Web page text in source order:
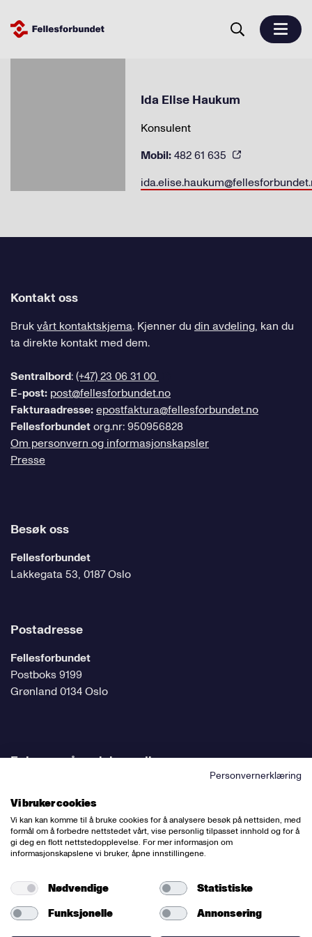
Ida Elise Haukum
Konsulent
Mobil:482 61 635
Kontakt oss
Brukvårt kontaktskjema. Kjenner du din avdeling, kan du
ta direkte kontakt med dem.
Sentralbord:(+47) 23 06 31 00
E-post: post@fellesforbundet.no
Fakturaadresse:epostfaktura@fellesforbundet.no
Fellesforbundetorg.nr: 950956828
Om personvern og informasjonskapsler
Presse
Besøk oss
Fellesforbundet
Lakkegata 53, 0187 Oslo
Postadresse
Fellesforbundet
Postboks 9199
Grønland 0134 Oslo
Følg oss på sosiale medier
Ansvarlig redaktør:Bettina Thorvik
Nettredaktør:Willy Bergsnov
Varsling og etiske retningslinjer
Redegjørelse etter åpenhetsloven
Personvernerklæring
Vi bruker cookies
Vi kan kan komme til å bruke cookies for å analysere besøk på nettsiden, med
formål om å forbedre nettstedet vårt, vise personlig tilpasset innhold og for å
gi deg en flott nettstedopplevelse. For mer informasjon om
informasjonskapslene vi bruker, åpne innstillingene.
Nødvendige
Statistiske
Funksjonelle
Annonsering